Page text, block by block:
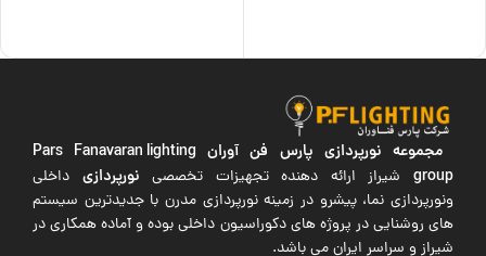
مجموعه نورپردازی پارس فن آوران Pars Fanavaran lighting
groupشیراز ارائه دهنده تجهیزات تخصصی نورپردازی داخلی
ونورپردازی نما، پیشرو در زمینه نورپردازی مدرن با جدیدترین سیستم
های روشنایی در پروژه های دکوراسیون داخلی بوده و آماده همکاری در
شیراز و سراسر ایران می باشد.